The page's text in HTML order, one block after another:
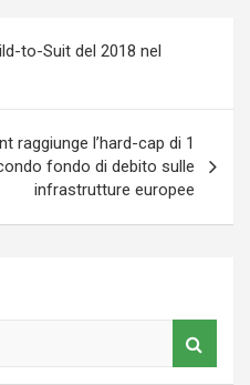
to-Suit del 2018 nel
raggiunge l’hard-cap di 1
fondo di debito sulle
infrastrutture europee